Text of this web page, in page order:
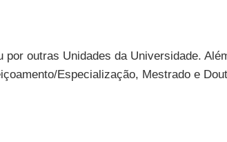
outras Unidades da Universidade.
Especialização, Mestrado e